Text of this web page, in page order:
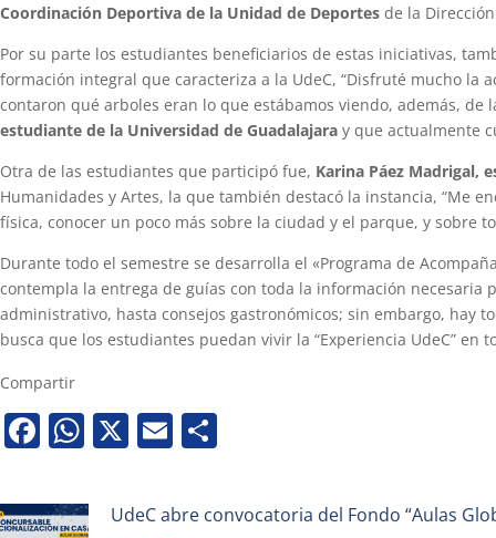
Coordinación Deportiva de la Unidad de Deportes de la
Por su parte los estudiantes beneficiarios de estas iniciativas,
formación integral que caracteriza a la UdeC, “Disfruté mucho
contaron qué arboles eran lo que estábamos viendo, además,
estudiante de la Universidad de Guadalajara y que actualmente
Otra de las estudiantes que participó fue, Karina Páez Madrigal,
Humanidades y Artes, la que también destacó la instancia, “Me
física, conocer un poco más sobre la ciudad y el parque, y sobre
Durante todo el semestre se desarrolla el «Programa de
contempla la entrega de guías con toda la información
administrativo, hasta consejos gastronómicos; sin embargo, hay
busca que los estudiantes puedan vivir la “Experiencia UdeC” en
Compartir
Facebook
WhatsApp
X Email
UdeC abre convocatoria del Fondo “Aulas